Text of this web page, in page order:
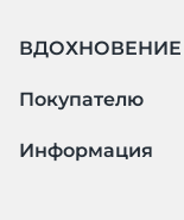
ВДОХНОВЕНИЕ
Покупателю
Информация